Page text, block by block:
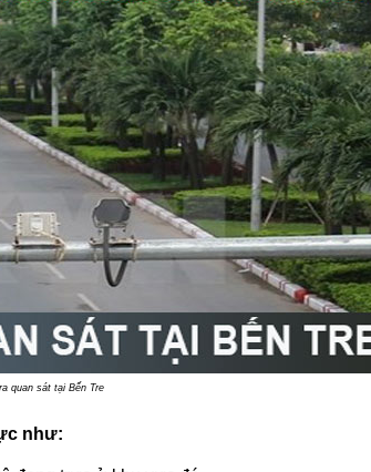
quan sát tại Bến Tre
như: